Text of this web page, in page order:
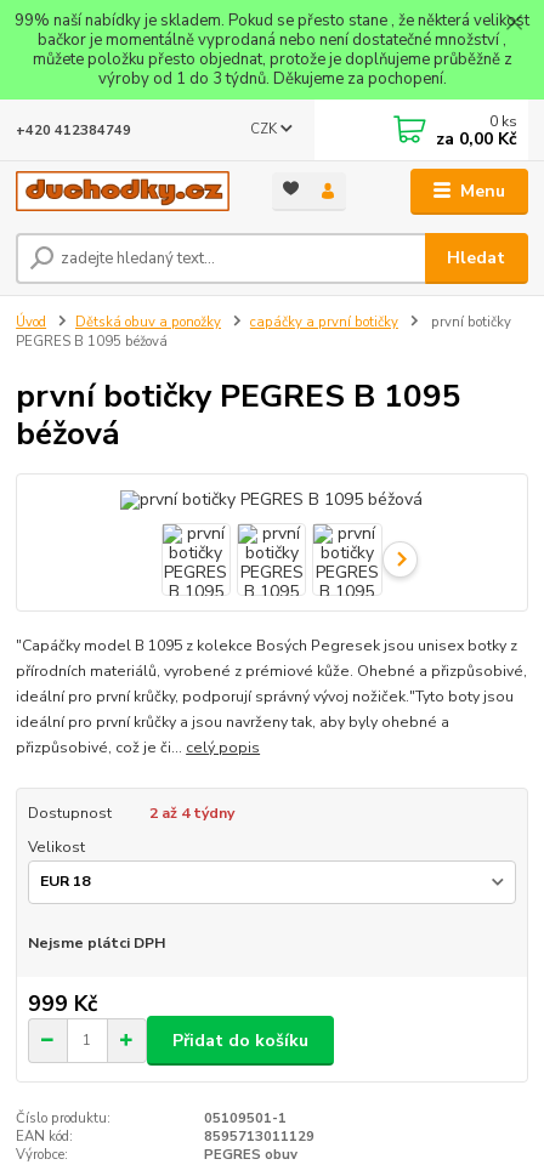
99% naší nabídky je skladem. Pokud se přesto stane , že některá velikost
bačkor je momentálně vyprodaná nebo není dostatečné množství ,
můžete položku přesto objednat, protože je doplňujeme průběžně z
výroby od 1 do 3 týdnů. Děkujeme za pochopení.
Menu
CZK
Hledat
+420 412384749 0 ks
za 0,00 Kč
Úvod Dětská obuv a ponožky capáčky a první botičky
první botičky
PEGRES B 1095 béžová
první botičky PEGRES B 1095
béžová
"Capáčky model B 1095 z kolekce Bosých Pegresek jsou unisex botky z
přírodních materiálů, vyrobené z prémiové kůže. Ohebné a přizpůsobivé,
ideální pro první krůčky, podporují správný vývoj nožiček."Tyto boty jsou
ideální pro první krůčky a jsou navrženy tak, aby byly ohebné a
přizpůsobivé, což je či... celý popis
Dostupnost
2 až 4 týdny
Velikost
Nejsme plátci DPH
999 Kč
Přidat do košíku
Číslo produktu:
05109501-1
EAN kód:
8595713011129
Výrobce:
PEGRES obuv